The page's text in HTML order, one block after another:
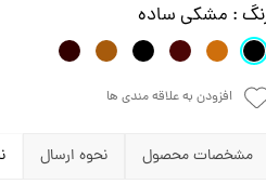
: مشکی ساده
افزودن به علاقه مندی ها
مشخصات محصول نحوه ارسال